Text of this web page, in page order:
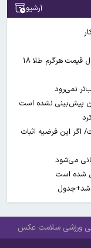
آرشیو
آخرین قیمت طلا و سکه ۱۹ مردادماه ۱۴۰۵+جدول قیمت هرگرم طلا ۱۸
نمی‌رود
پیش‌بینی نشده است
این فرضیه اثبات
می‌شود
شده است
شد+جدول
ورزشی سلامت عکس